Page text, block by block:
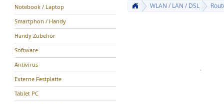
Notebook / Laptop
Smartphon / Handy
Handy Zubehör
Software
Antivirus
Externe Festplatte
Tablet PC
WLAN / LAN / DSL